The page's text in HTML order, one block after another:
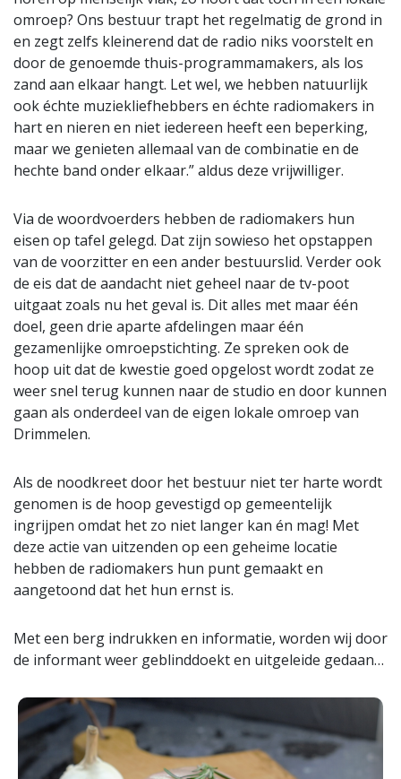
omroep? Ons bestuur trapt het regelmatig de grond in
en zegt zelfs kleinerend dat de radio niks voorstelt en
door de genoemde thuis-programmamakers, als los
zand aan elkaar hangt. Let wel, we hebben natuurlijk
ook échte muziekliefhebbers en échte radiomakers in
hart en nieren en niet iedereen heeft een beperking,
maar we genieten allemaal van de combinatie en de
hechte band onder elkaar.” aldus deze vrijwilliger.
Via de woordvoerders hebben de radiomakers hun
eisen op tafel gelegd. Dat zijn sowieso het opstappen
van de voorzitter en een ander bestuurslid. Verder ook
de eis dat de aandacht niet geheel naar de tv-poot
uitgaat zoals nu het geval is. Dit alles met maar één
doel, geen drie aparte afdelingen maar één
gezamenlijke omroepstichting. Ze spreken ook de
hoop uit dat de kwestie goed opgelost wordt zodat ze
weer snel terug kunnen naar de studio en door kunnen
gaan als onderdeel van de eigen lokale omroep van
Drimmelen.
Als de noodkreet door het bestuur niet ter harte wordt
genomen is de hoop gevestigd op gemeentelijk
ingrijpen omdat het zo niet langer kan én mag! Met
deze actie van uitzenden op een geheime locatie
hebben de radiomakers hun punt gemaakt en
aangetoond dat het hun ernst is.
Met een berg indrukken en informatie, worden wij door
de informant weer geblinddoekt en uitgeleide gedaan…